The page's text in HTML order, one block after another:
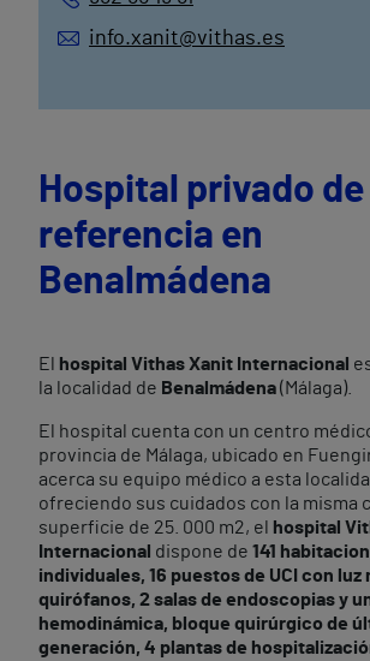
info.xanit@vithas.es
Hospital privado de
referencia en
Benalmádena
El hospital Vithas Xanit Internacional
la localidad de Benalmádena(Málaga).
El hospital cuenta con un centro
provincia de Málaga, ubicado en
acerca su equipo médico a esta
ofreciendo sus cuidados con la misma
superficie de 25. 000 m2, el
hospital
Internacional dispone de 141
individuales, 16 puestos de UCI con luz
quirófanos, 2 salas de endoscopias y
hemodinámica, bloque quirúrgico de
generación, 4 plantas de